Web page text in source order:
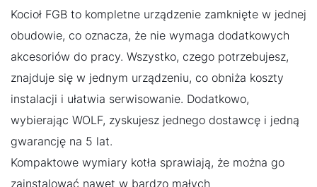
Kocioł FGB to kompletne urządzenie zamknięte w jednej
obudowie, co oznacza, że nie wymaga dodatkowych
akcesoriów do pracy. Wszystko, czego potrzebujesz,
znajduje się w jednym urządzeniu, co obniża koszty
instalacji i ułatwia serwisowanie. Dodatkowo,
wybierając WOLF, zyskujesz jednego dostawcę i jedną
gwarancję na 5 lat.
Kompaktowe wymiary kotła sprawiają, że można go
zainstalować nawet w bardzo małych
Cześć!
Jak możemy Ci pomóc?